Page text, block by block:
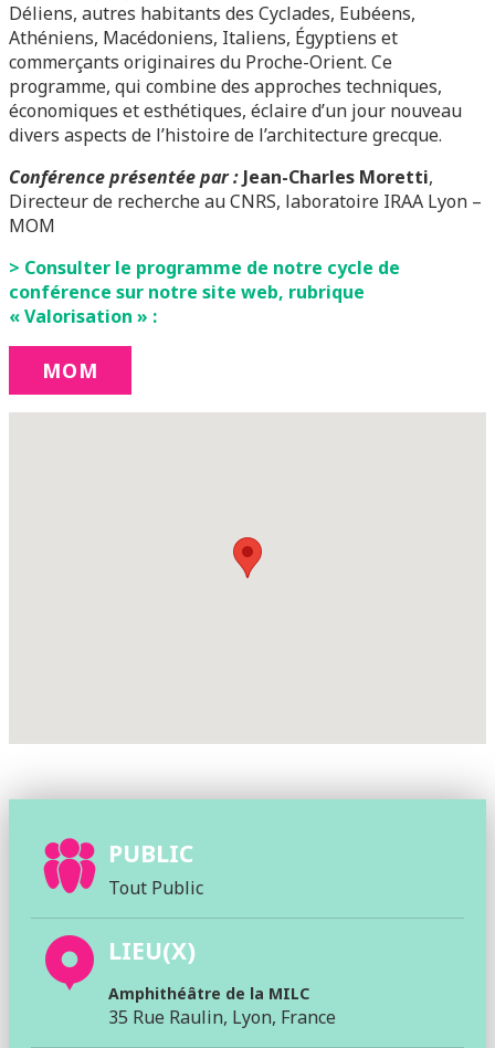
Déliens, autres habitants des Cyclades, Eubéens,
Athéniens, Macédoniens, Italiens, Égyptiens et
commerçants originaires du Proche-Orient. Ce
programme, qui combine des approches techniques,
économiques et esthétiques, éclaire d’un jour nouveau
divers aspects de l’histoire de l’architecture grecque.
Conférence présentée par : Jean-Charles Moretti,
Directeur de recherche au CNRS, laboratoire IRAA Lyon –
MOM
> Consulter le programme de notre cycle de
conférence sur notre site web, rubrique
« Valorisation » :
MOM
PUBLIC
Tout Public
LIEU(X)
Amphithéâtre de la MILC
35 Rue Raulin, Lyon, France